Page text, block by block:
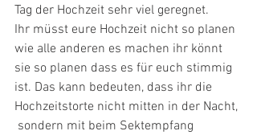
Tag der Hochzeit sehr viel geregnet.
Ihr müsst eure Hochzeit nicht so planen
wie alle anderen es machen ihr könnt
sie so planen dass es für euch stimmig
ist. Das kann bedeuten, dass ihr die
Hochzeitstorte nicht mitten in der Nacht,
sondern mit beim Sektempfang